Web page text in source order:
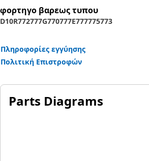
Designed for use in extremely tough
φορτηγο βαρεως τυπου
D10R772777G770777E777775773
Πληροφορίες εγγύησης
Πολιτική Επιστροφών
Parts Diagrams